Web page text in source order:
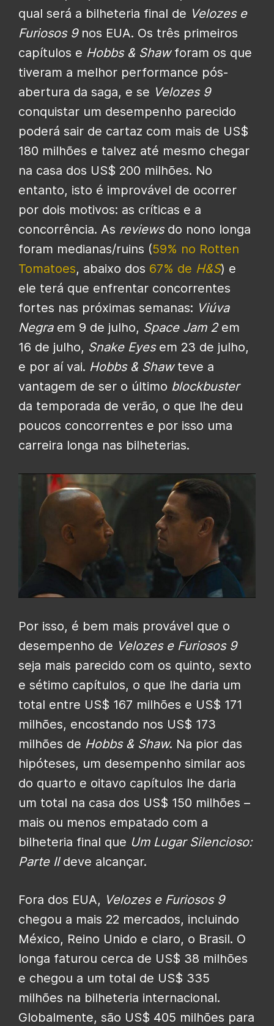
qual será a bilheteria final de Velozes e
Furiosos 9nos EUA. Os três primeiros
capítulos e Hobbs & Shawforam os que
tiveram a melhor performance pós-
abertura da saga, e se Velozes 9
conquistar um desempenho parecido
poderá sair de cartaz com mais de US$
180 milhões e talvez até mesmo chegar
na casa dos US$ 200 milhões. No
entanto, isto é improvável de ocorrer
por dois motivos: as críticas e a
concorrência. As reviewsdo nono longa
foram medianas/ruins (59% no Rotten
Tomatoes, abaixo dos 67% de H&S) e
ele terá que enfrentar concorrentes
fortes nas próximas semanas: Viúva
Negraem 9 de julho, Space Jam 2em
16 de julho, Snake Eyesem 23 de julho,
e por aí vai. Hobbs & Shawteve a
vantagem de ser o último blockbuster
da temporada de verão, o que lhe deu
poucos concorrentes e por isso uma
carreira longa nas bilheterias.
Por isso, é bem mais provável que o
desempenho de Velozes e Furiosos 9
seja mais parecido com os quinto, sexto
e sétimo capítulos, o que lhe daria um
total entre US$ 167 milhões e US$ 171
milhões, encostando nos US$ 173
milhões de Hobbs & Shaw. Na pior das
hipóteses, um desempenho similar aos
do quarto e oitavo capítulos lhe daria
um total na casa dos US$ 150 milhões –
mais ou menos empatado com a
bilheteria final que Um Lugar Silencioso:
Parte IIdeve alcançar.
Fora dos EUA, Velozes e Furiosos 9
chegou a mais 22 mercados, incluindo
México, Reino Unido e claro, o Brasil. O
longa faturou cerca de US$ 38 milhões
e chegou a um total de US$ 335
milhões na bilheteria internacional.
Globalmente, são US$ 405 milhões para